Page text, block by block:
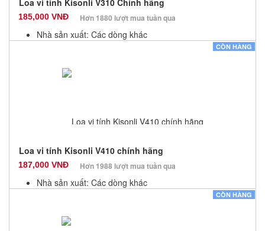
Loa vi tính Kisonli V310 Chính hãng
185,000 VNĐ Hơn 1880 lượt mua tuần qua
Nhà sản xuất: Các dòng khác
Số lượng: 100
CÒN HÀNG
Loa vi tính Kisonli V410 chính hãng
187,000 VNĐ Hơn 1988 lượt mua tuần qua
Nhà sản xuất: Các dòng khác
Số lượng: 100
CÒN HÀNG